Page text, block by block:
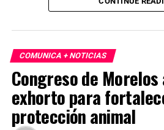
mientras peritos de la Fiscalía
realizaron las diligencias
levantamiento del cuerpo. Hasta el
cuenta con información sobre los
fue trasladado al Servicio Médico
ser identificado, en tanto continúan
COMUNICA + NOTICIAS
Congreso de
exhorto para
protección animal